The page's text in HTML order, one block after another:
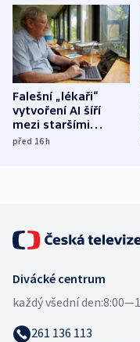
Falešní „lékaři“
vytvoření AI šíří
mezi staršími
Poláky nebezpečné
před 16h
Divácké centrum
každý všední den:
261 136 113